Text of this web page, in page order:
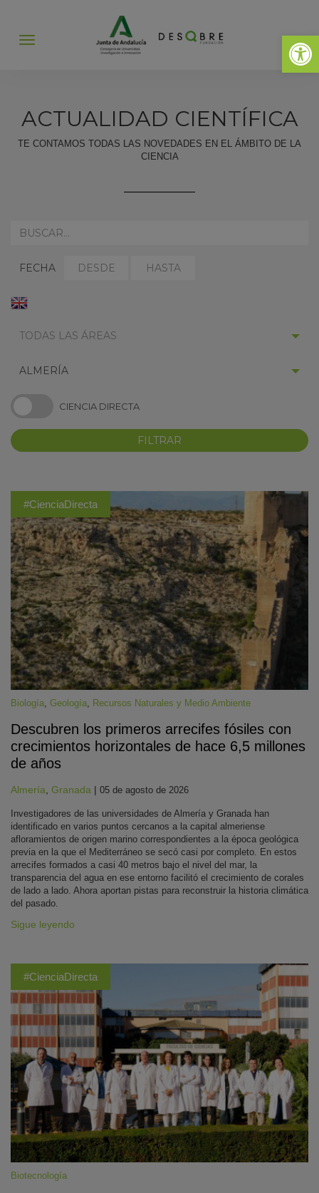
Abrir
Abrir
ACTUALIDAD CIENTÍFICA
TE CONTAMOS TODAS LAS NOVEDADES EN EL ÁMBITO DE LA
CIENCIA
REALIZA
AQUÍ
BÚSQUEDA:
FECHA
SELECCIONAR
FECHA
SELECCIONAR
FECHA
ENGLISH
SELECCIONAR
CATEGORÍA:
TODAS LAS ÁREAS
SELECCIONAR
LOCALIZACIÓN:
ALMERÍA
SELECCIONAR
'CIENCIA
CIENCIA DIRECTA
#CienciaDirecta
Biología, Geología, Recursos Naturales y Medio Ambiente
Descubren los primeros arrecifes fósiles con
crecimientos horizontales de hace 6,5 millones
de años
Almería Granada | 05 de agosto de 2026
Investigadores de las universidades de Almería y Granada han
identificado en varios puntos cercanos a la capital almeriense
afloramientos de origen marino correspondientes a la época geológica
previa en la que el Mediterráneo se secó casi por completo. En estos
arrecifes formados a casi 40 metros bajo el nivel del mar, la
transparencia del agua en ese entorno facilitó el crecimiento de corales
de lado a lado. Ahora aportan pistas para reconstruir la historia climática
del pasado.
Sigue leyendo
#CienciaDirecta
Biotecnología